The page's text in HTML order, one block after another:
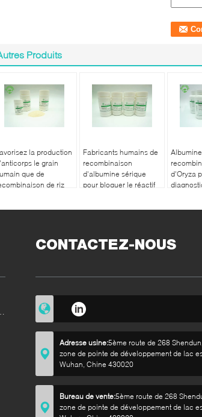
Produits
la production
le grain
que de
de riz
Fabricants humains de
recombinaison
d'albumine sérique
pour bloquer le réactif
d'Oryza
CONTACTEZ-NOUS
Adresse usine:5ème route de 268 Shendun,
zone de pointe de développement de lac
Wuhan, Chine 430020
Bureau de vente:5ème route de 268
zone de pointe de développement de lac